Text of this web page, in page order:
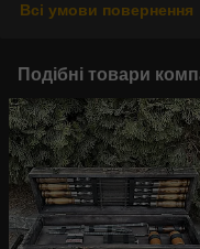
Всі умови повернення
Подібні товари